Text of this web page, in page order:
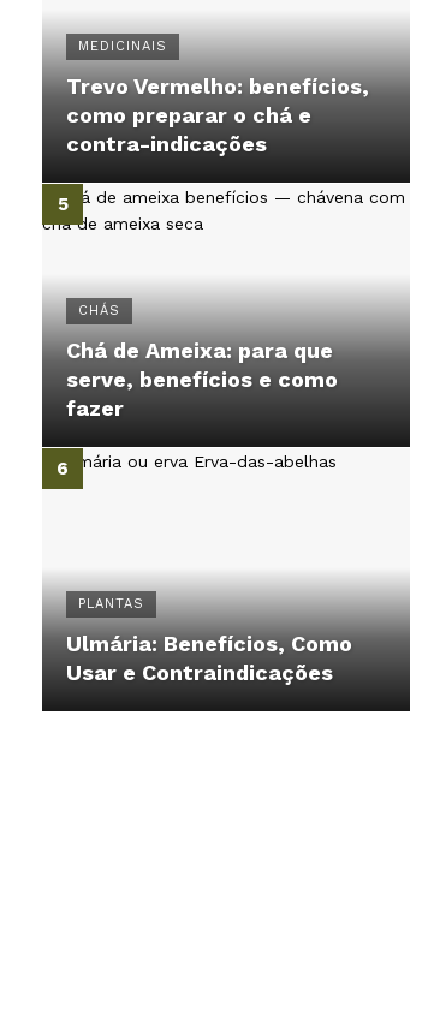
MEDICINAIS
Trevo Vermelho: benefícios,
como preparar o chá e
contra-indicações
CHÁS
Chá de Ameixa: para que
serve, benefícios e como
fazer
PLANTAS
Ulmária: Benefícios, Como
Usar e Contraindicações